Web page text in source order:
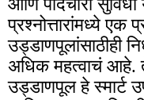
आणि पादचारी
प्रश्नोत्तारांमध्ये एक
उड्डाणपूलांसाठीही
अधिक महत्वाचं आहे.
उड्डाणपूल हे स्मार्ट